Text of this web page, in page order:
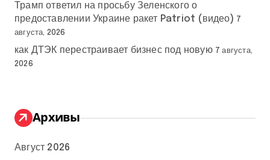
Трамп ответил на просьбу Зеленского о
предоставлении Украине ракет Patriot (видео) 7
августа, 2026
как ДТЭК перестраивает бизнес под новую 7 августа,
2026
Архивы
Август 2026